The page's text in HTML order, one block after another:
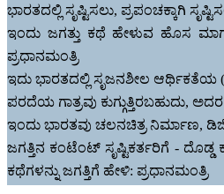
ಭಾರತದಲ್ಲಿ ಸೃಷ್ಟಿಸಲು, ಪ್ರಪಂಚಕ್ಕಾಗಿ
ಇಂದು ಜಗತ್ತು ಕಥೆ ಹೇಳುವ ಹೊಸ
ಪ್ರಧಾನಮಂತ್ರಿ
ಇದು ಭಾರತದಲ್ಲಿ ಸೃಜನಶೀಲ
ಪರದೆಯ ಗಾತ್ರವು ಕುಗ್ಗುತ್ತಿರಬಹುದು,
ಇಂದು ಭಾರತವು ಚಲನಚಿತ್ರ ನಿರ್ಮಾಣ,
ಜಗತ್ತಿನ ಕಂಟೆಂಟ್ ಸೃಷ್ಟಿಕರ್ತರಿಗೆ -
ಕಥೆಗಳನ್ನು ಜಗತ್ತಿಗೆ ಹೇಳಿ: ಪ್ರಧಾನಮಂತ್ರಿ